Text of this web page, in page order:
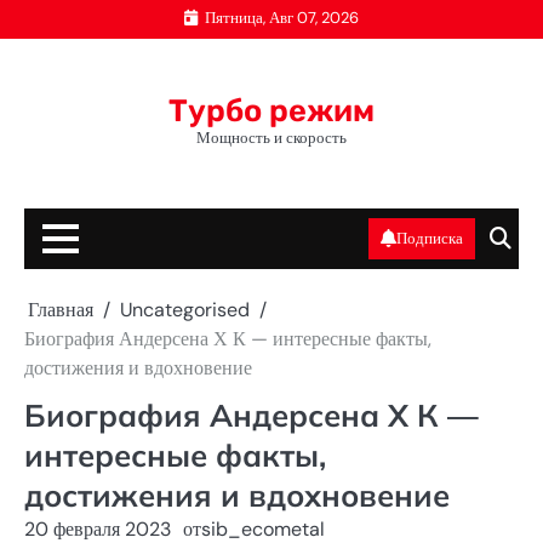
к
Пятница, Авг 07, 2026
Турбо режим
Мощность и скорость
Подписка
Главная
Uncategorised
Биография Андерсена Х К — интересные факты,
достижения и вдохновение
Биография Андерсена Х К —
интересные факты,
достижения и вдохновение
20 февраля 2023 отsib_ecometal